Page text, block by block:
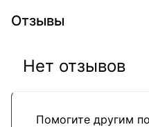
Отзывы
Помогите другим
Нет отзывов